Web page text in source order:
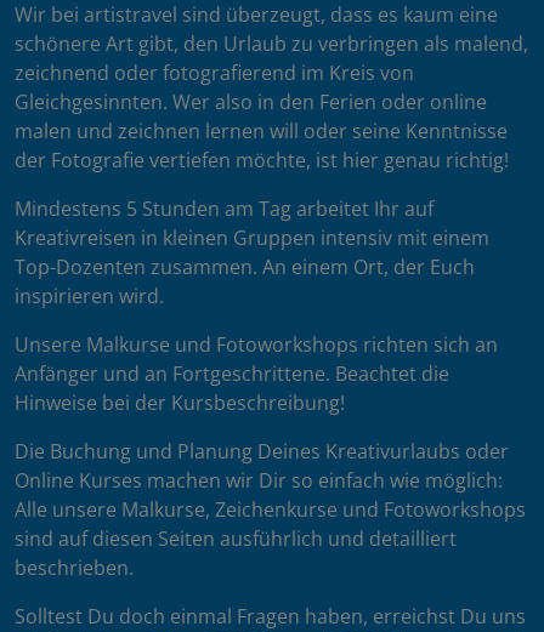
Wir bei artistravel sind überzeugt, dass es kaum eine
schönere Art gibt, den Urlaub zu verbringen als malend,
zeichnend oder fotografierend im Kreis von
Gleichgesinnten. Wer also in den Ferien oder online
malen und zeichnen lernen will oder seine Kenntnisse
der Fotografie vertiefen möchte, ist hier genau richtig!
Mindestens 5 Stunden am Tag arbeitet Ihr auf
Kreativreisen in kleinen Gruppen intensiv mit einem
Top-Dozenten zusammen. An einem Ort, der Euch
inspirieren wird.
Unsere Malkurse und Fotoworkshops richten sich an
Anfänger und an Fortgeschrittene. Beachtet die
Hinweise bei der Kursbeschreibung!
Die Buchung und Planung Deines Kreativurlaubs oder
Online Kurses machen wir Dir so einfach wie möglich:
Alle unsere Malkurse, Zeichenkurse und Fotoworkshops
sind auf diesen Seiten ausführlich und detailliert
beschrieben.
Solltest Du doch einmal Fragen haben, erreichst Du uns